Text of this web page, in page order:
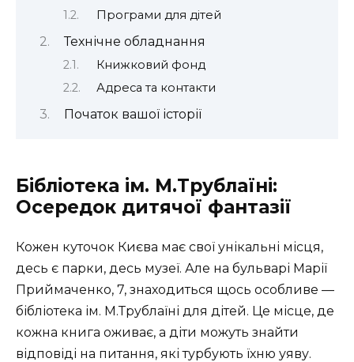
Програми для дітей
Технічне обладнання
Книжковий фонд
Адреса та контакти
Початок вашої історії
Бібліотека ім. М.Трублаїні:
Осередок дитячої фантазії
Кожен куточок Києва має свої унікальні місця,
десь є парки, десь музеї. Але на бульварі Марії
Приймаченко, 7, знаходиться щось особливе —
бібліотека ім. М.Трублаїні для дітей. Це місце, де
кожна книга оживає, а діти можуть знайти
відповіді на питання, які турбують їхню уяву.